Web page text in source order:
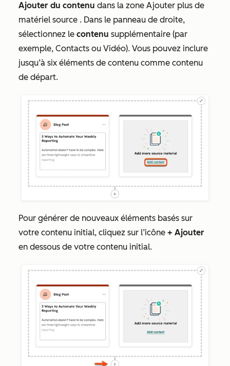
Ajouter du contenu dans la zone Ajouter plus de
matériel source . Dans le panneau de droite,
sélectionnez le contenu supplémentaire (par
exemple, Contacts ou Vidéo). Vous pouvez inclure
jusqu’à six éléments de contenu comme contenu
de départ.
Pour générer de nouveaux éléments basés sur
votre contenu initial, cliquez sur l’icône + Ajouter
en dessous de votre contenu initial.